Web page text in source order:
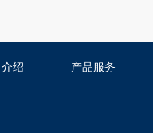
绍 产品服务